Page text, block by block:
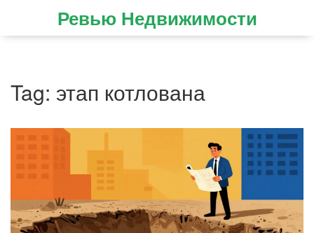
Ревью Недвижимости
Tag: этап котлована